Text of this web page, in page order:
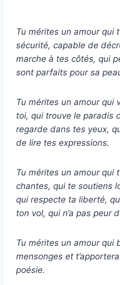
Tu mérites un amour qui
sécurité, capable de
marche à tes côtés, qui
sont parfaits pour sa
Tu mérites un amour qui
toi, qui trouve le paradis
regarde dans tes yeux,
de lire tes expressions.
Tu mérites un amour qui
chantes, qui te soutiens
qui respecte ta liberté,
ton vol, qui n’a pas peur
Tu mérites un amour qui
mensonges et
poésie.